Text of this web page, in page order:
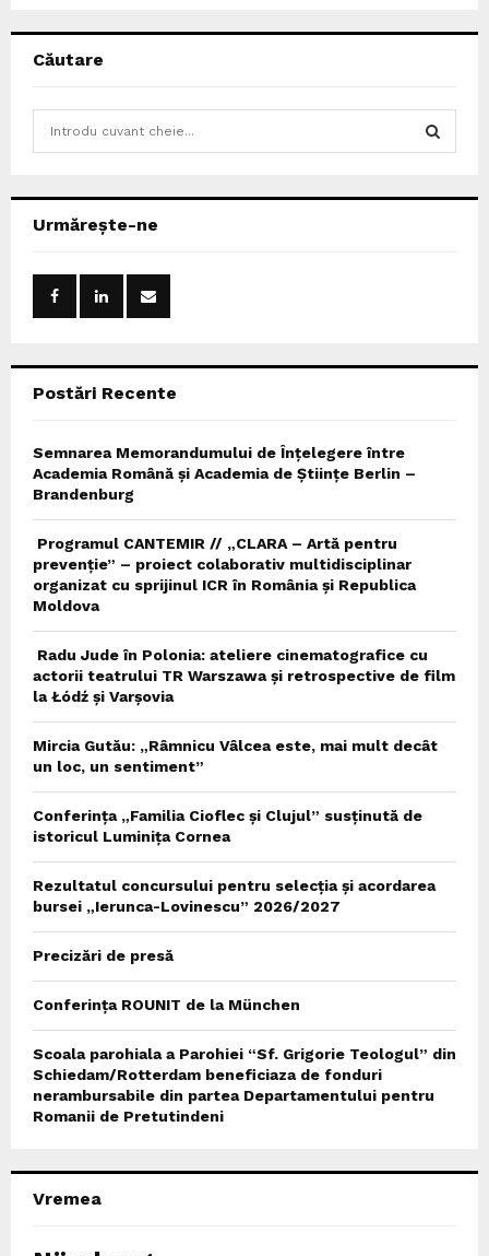
Căutare
h
Urmărește-ne
Postări Recente
Semnarea Memorandumului de Înțelegere între
Academia Română și Academia de Științe Berlin –
Brandenburg
Programul CANTEMIR // „CLARA – Artă pentru
prevenție” – proiect colaborativ multidisciplinar
organizat cu sprijinul ICR în România și Republica
Moldova
Radu Jude în Polonia: ateliere cinematografice cu
actorii teatrului TR Warszawa și retrospective de film
la Łódź și Varșovia
Mircia Gutău: „Râmnicu Vâlcea este, mai mult decât
un loc, un sentiment”
Conferința „Familia Cioflec și Clujul” susținută de
istoricul Luminița Cornea
Rezultatul concursului pentru selecția și acordarea
bursei „Ierunca-Lovinescu” 2026/2027
Precizări de presă
Conferința ROUNIT de la München
Scoala parohiala a Parohiei “Sf. Grigorie Teologul” din
Schiedam/Rotterdam beneficiaza de fonduri
nerambursabile din partea Departamentului pentru
Romanii de Pretutindeni
Vremea